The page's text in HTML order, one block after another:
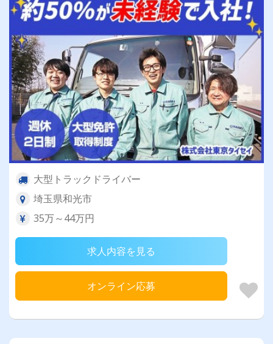
す！
大型トラックドライバー
埼玉県和光市
35万～44万円
求人内容を見る
オンライン応募